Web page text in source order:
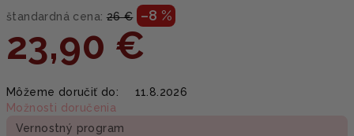
štandardná cena: 26 € –8 %
23,90 €
cena:
Môžeme doručiť do:
11.8.2026
Možnosti doručenia
Vernostný program